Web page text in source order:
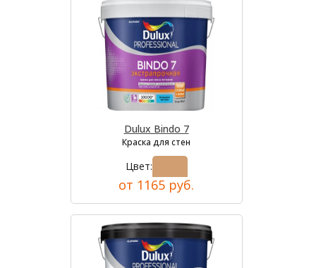
Dulux Bindo 7
Краска для стен
Цвет:
от 1165 руб.